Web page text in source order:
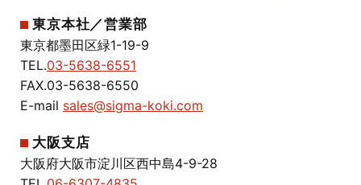
東京本社／営業部
東京都墨田区緑1-19-9
TEL.03-5638-6551
FAX.03-5638-6550
E-mail sales@sigma-koki.com
大阪支店
大阪府大阪市淀川区西中島4-9-28